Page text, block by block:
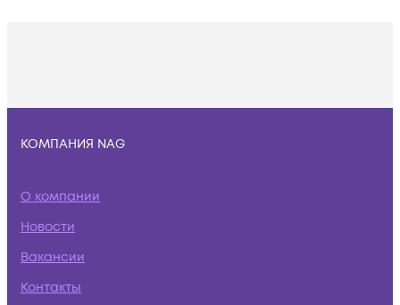
КОМПАНИЯ NAG
О компании
Новости
Вакансии
Контакты